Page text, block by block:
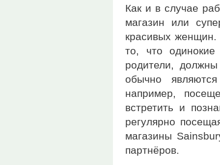
Как и в случае
магазин или
красивых женщин.
то, что
родители,
обычно
например,
встретить и
регулярно
магазины
партнёров.